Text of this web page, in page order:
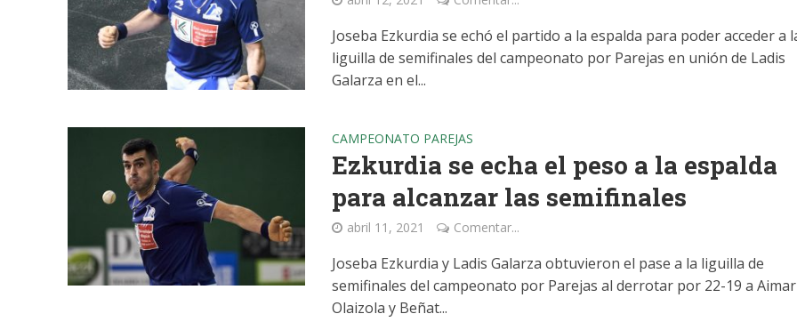
Joseba Ezkurdia se echó el partido a la espalda para poder acceder a
liguilla de semifinales del campeonato por Parejas en unión de Ladis
Galarza en el...
CAMPEONATO PAREJAS
Ezkurdia se echa el peso a la espalda
para alcanzar las semifinales
abril 11, 2021 Comentar...
Joseba Ezkurdia y Ladis Galarza obtuvieron el pase a la liguilla de
semifinales del campeonato por Parejas al derrotar por 22-19 a Aimar
Olaizola y Beñat...